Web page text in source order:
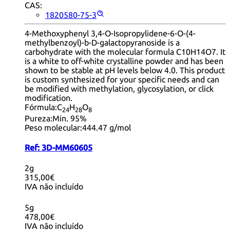
CAS:
1820580-75-3
4-Methoxyphenyl 3,4-O-Isopropylidene-6-O-(4-
methylbenzoyl)-b-D-galactopyranoside is a
carbohydrate with the molecular formula C10H14O7. It
is a white to off-white crystalline powder and has been
shown to be stable at pH levels below 4.0. This product
is custom synthesized for your specific needs and can
be modified with methylation, glycosylation, or click
modification.
Fórmula:C24H28O8
Pureza:Min. 95%
Peso molecular:444.47 g/mol
Ref: 3D-MM60605
2g
315,00€
IVA não incluído
5g
478,00€
IVA não incluído